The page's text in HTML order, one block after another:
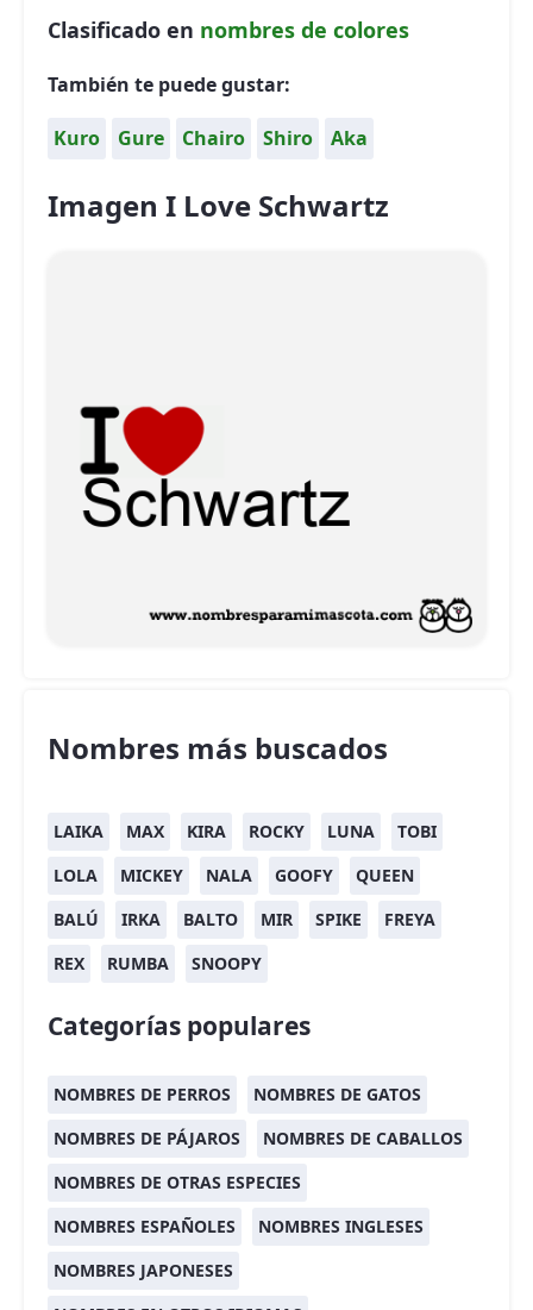
Clasificado en nombres de colores
También te puede gustar:
Kuro Gure Chairo Shiro Aka
Imagen I Love Schwartz
Nombres más buscados
LAIKA MAX KIRA ROCKY LUNA
TOBI
LOLA
MICKEY NALA GOOFY
QUEEN
BALÚ
IRKA BALTO MIR SPIKE
FREYA
REX
RUMBA SNOOPY
Categorías populares
NOMBRES DE PERROS
NOMBRES DE GATOS
NOMBRES DE PÁJAROS
NOMBRES DE CABALLOS
NOMBRES DE OTRAS ESPECIES
NOMBRES ESPAÑOLES
NOMBRES INGLESES
NOMBRES JAPONESES